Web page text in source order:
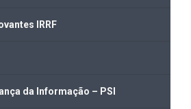
IRRF
da Informação – PSI